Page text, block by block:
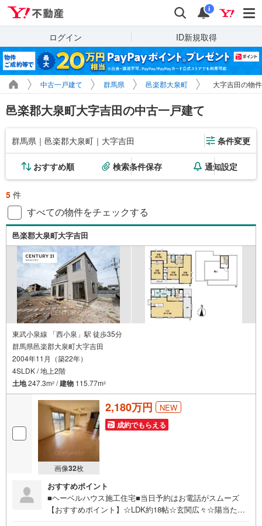
検索 通知
i
ログイン ID新規取得
中古一戸建て 群馬県 邑楽郡大泉町 大字吉田の物
邑楽郡大泉町大字吉田の中古一戸建て
群馬県｜邑楽郡大泉町｜大字吉田 条件変更
おすすめ順 検索条件保存 通知設定
5 件
すべての物件をチェックする
邑楽郡大泉町大字吉田
東武小泉線 「西小泉」駅 徒歩35分
群馬県邑楽郡大泉町大字吉田
2004年11月（築22年）
4SLDK / 地上2階
土地247.3m2 /建物 115.77m2
画像32枚
2,180万円 NEW
成約でもらえる
おすすめポイント
■ヘーベルハウス施工住宅■当日予約はお電話がスムーズ
【おすすめポイント】☆LDK約18帖☆玄関広々☆陽当たり